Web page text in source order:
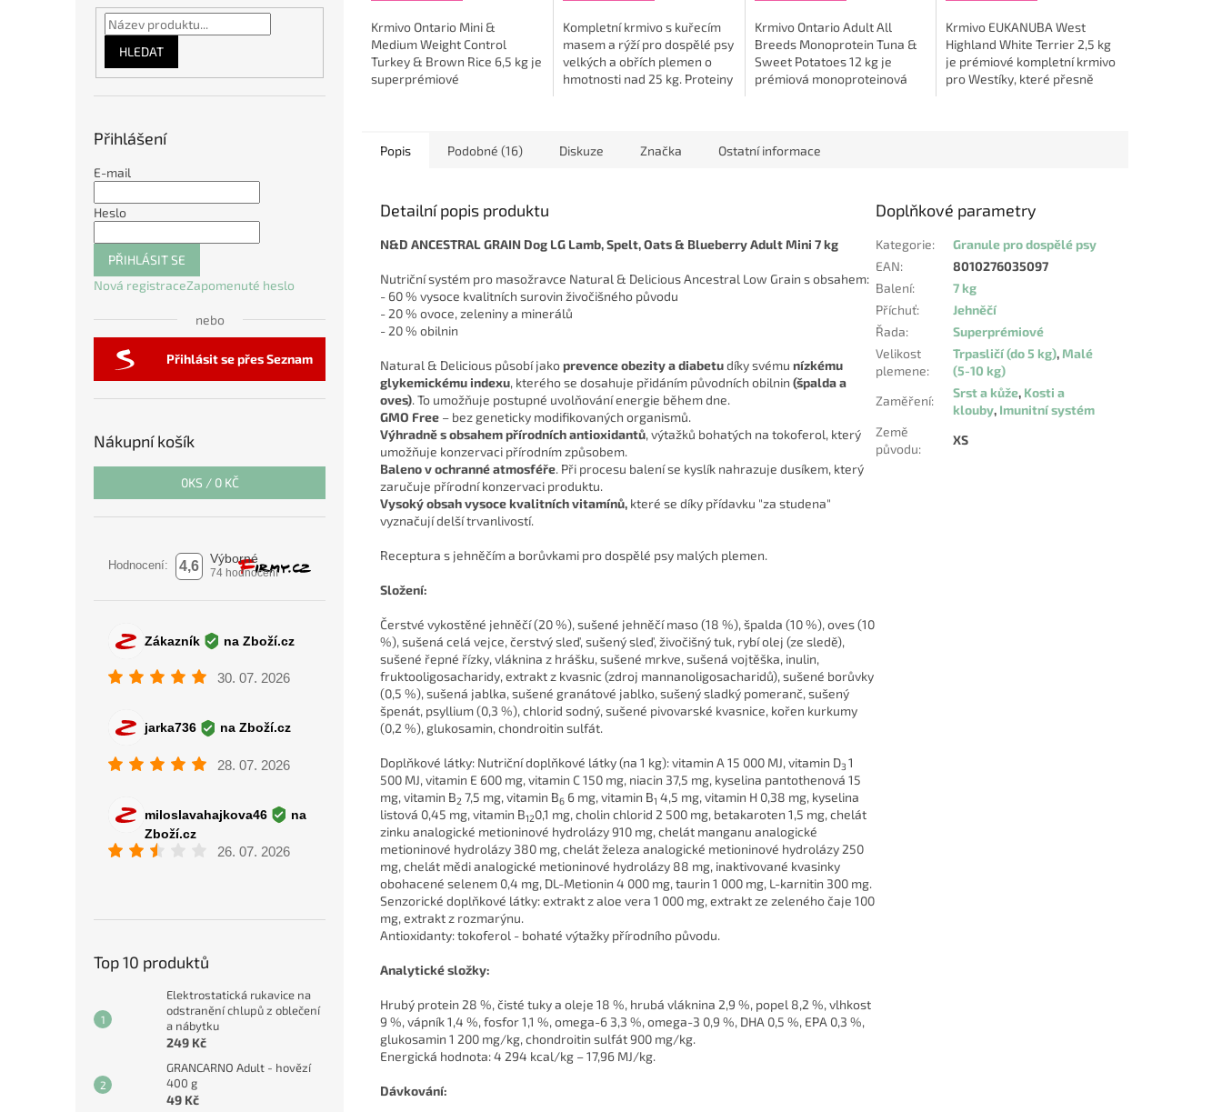
HLEDAT
Přihlášení
E-mail
Heslo
PŘIHLÁSIT SE
Nová registraceZapomenuté heslo
nebo
Přihlásit se přes Seznam
Nákupní košík
0KS / 0 KČ
Top 10 produktů
Elektrostatická rukavice na
odstranění chlupů z oblečení
a nábytku
249 Kč
GRANCARNO Adult - hovězí
400 g
49 Kč
Krmivo Ontario Mini &
Medium Weight Control
Turkey & Brown Rice 6,5 kg je
superprémiové
Kompletní krmivo s kuřecím
masem a rýží pro dospělé psy
velkých a obřích plemen o
hmotnosti nad 25 kg. Proteiny
Krmivo Ontario Adult All
Breeds Monoprotein Tuna &
Sweet Potatoes 12 kg je
prémiová monoproteinová
Krmivo EUKANUBA West
Highland White Terrier 2,5 kg
je prémiové kompletní krmivo
pro Westíky, které přesně
Popis Podobné (16) Diskuze Značka Ostatní informace
Detailní popis produktu
N&D ANCESTRAL GRAIN Dog LG Lamb, Spelt, Oats & Blueberry Adult Mini 7 kg
Nutriční systém pro masožravce Natural & Delicious Ancestral Low Grain s obsahem:
- 60 % vysoce kvalitních surovin živočišného původu
- 20 % ovoce, zeleniny a minerálů
- 20 % obilnin
Natural & Delicious působí jakoprevence obezity a diabetudíky svému nízkému
glykemickému indexu, kterého se dosahuje přidáním původních obilnin (špalda a
oves). To umožňuje postupné uvolňování energie během dne.
GMO Free – bez geneticky modifikovaných organismů.
Výhradně s obsahem přírodních antioxidantů, výtažků bohatých na tokoferol, který
umožňuje konzervaci přírodním způsobem.
Baleno v ochranné atmosféře. Při procesu balení se kyslík nahrazuje dusíkem, který
zaručuje přírodní konzervaci produktu.
Vysoký obsah vysoce kvalitních vitamínů, které se díky přídavku "za studena"
vyznačují delší trvanlivostí.
Receptura s jehněčím a borůvkami pro dospělé psy malých plemen.
Složení:
Čerstvé vykostěné jehněčí (20 %), sušené jehněčí maso (18 %), špalda (10 %), oves (10
%), sušená celá vejce, čerstvý sleď, sušený sleď, živočišný tuk, rybí olej (ze sledě),
sušené řepné řízky, vláknina z hrášku, sušené mrkve, sušená vojtěška, inulin,
fruktooligosacharidy, extrakt z kvasnic (zdroj mannanoligosacharidů), sušené borůvky
(0,5 %), sušená jablka, sušené granátové jablko, sušený sladký pomeranč, sušený
špenát, psyllium (0,3 %), chlorid sodný, sušené pivovarské kvasnice, kořen kurkumy
(0,2 %), glukosamin, chondroitin sulfát.
Doplňkové látky: Nutriční doplňkové látky (na 1 kg): vitamin A 15 000 MJ, vitamin D3 1
500 MJ, vitamin E 600 mg, vitamin C 150 mg, niacin 37,5 mg, kyselina pantothenová 15
mg, vitamin B2 7,5 mg, vitamin B6 6 mg, vitamin B1 4,5 mg, vitamin H 0,38 mg, kyselina
listová 0,45 mg, vitamin B120,1 mg, cholin chlorid 2 500 mg, betakaroten 1,5 mg, chelát
zinku analogické metioninové hydrolázy 910 mg, chelát manganu analogické
metioninové hydrolázy 380 mg, chelát železa analogické metioninové hydrolázy 250
mg, chelát mědi analogické metioninové hydrolázy 88 mg, inaktivované kvasinky
obohacené selenem 0,4 mg, DL-Metionin 4 000 mg, taurin 1 000 mg, L-karnitin 300 mg.
Senzorické doplňkové látky: extrakt z aloe vera 1 000 mg, extrakt ze zeleného čaje 100
mg, extrakt z rozmarýnu.
Antioxidanty: tokoferol - bohaté výtažky přírodního původu.
Analytické složky:
Hrubý protein 28 %, čisté tuky a oleje 18 %, hrubá vláknina 2,9 %, popel 8,2 %, vlhkost
9 %, vápník 1,4 %, fosfor 1,1 %, omega-6 3,3 %, omega-3 0,9 %, DHA 0,5 %, EPA 0,3 %,
glukosamin 1 200 mg/kg, chondroitin sulfát 900 mg/kg.
Energická hodnota: 4 294 kcal/kg – 17,96 MJ/kg.
Dávkování:
Doplňkové parametry
Kategorie:
Granule pro dospělé psy
EAN:
8010276035097
Balení:
7 kg
Příchuť:
Jehněčí
Řada:
Superprémiové
Velikost
plemene:
Trpasličí (do 5 kg), Malé
(5-10 kg)
Zaměření:
Srst a kůže, Kosti a
klouby, Imunitní systém
Země
původu:
XS